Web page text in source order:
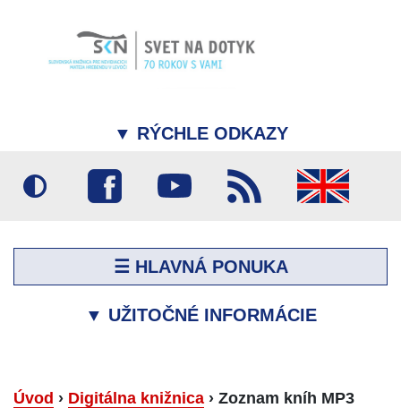
▼ RÝCHLE ODKAZY
☰ HLAVNÁ PONUKA
▼ UŽITOČNÉ INFORMÁCIE
Úvod › Digitálna knižnica › Zoznam kníh MP3